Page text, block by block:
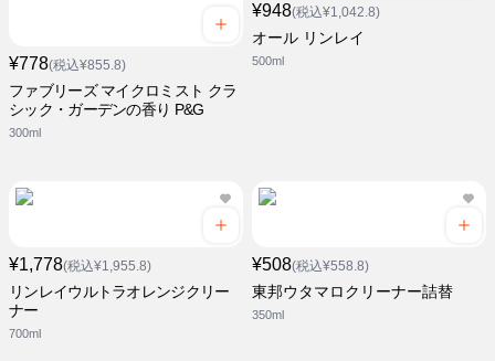
¥778(税込¥855.8)
ファブリーズ マイクロミスト クラ
シック・ガーデンの香り P&G
300ml
¥948(税込¥1,042.8)
オール リンレイ
500ml
¥1,778(税込¥1,955.8)
リンレイウルトラオレンジクリー
ナー
700ml
¥508(税込¥558.8)
東邦ウタマロクリーナー詰替
350ml